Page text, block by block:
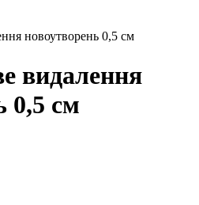
новоутворень 0,5 см
видалення
0,5 см